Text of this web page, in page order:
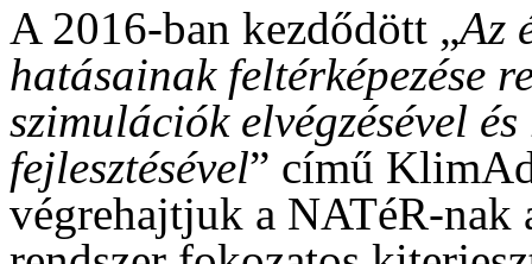
A 2016-ban kezdődött „Az
hatásainak feltérképezése
szimulációk elvégzésével
fejlesztésével” című
végrehajtjuk a NATéR-nak